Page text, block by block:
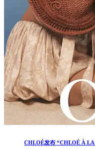
CHLOÉ发布 “CHLOÉ À